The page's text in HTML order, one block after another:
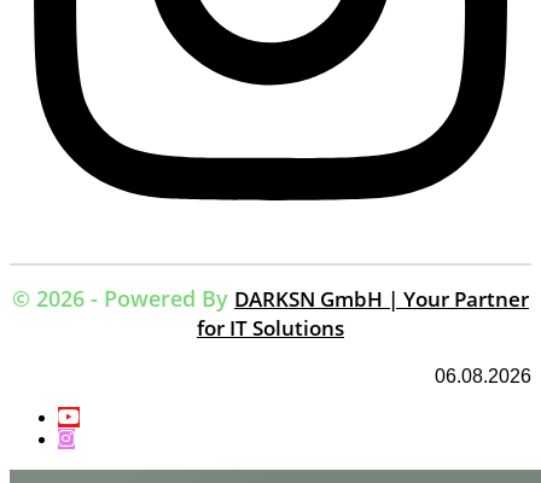
© 2026 - Powered By DARKSN GmbH | Your Partner
for IT Solutions
06.08.2026